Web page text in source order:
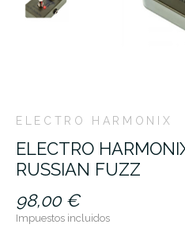
ELECTRO HARMONIX
ELECTRO
RUSSIAN FUZZ
98,00 €
Impuestos incluidos